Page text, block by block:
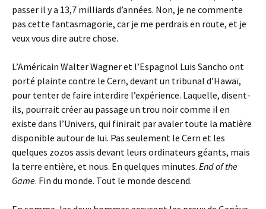
passer il y a 13,7 milliards d’années. Non, je ne commente
pas cette fantasmagorie, car je me perdrais en route, et je
veux vous dire autre chose.
L’Américain Walter Wagner et l’Espagnol Luis Sancho ont
porté plainte contre le Cern, devant un tribunal d’Hawaï,
pour tenter de faire interdire l’expérience. Laquelle, disent-
ils, pourrait créer au passage un trou noir comme il en
existe dans l’Univers, qui finirait par avaler toute la matière
disponible autour de lui. Pas seulement le Cern et les
quelques zozos assis devant leurs ordinateurs géants, mais
la terre entière, et nous. En quelques minutes. End of the
Game. Fin du monde. Tout le monde descend.